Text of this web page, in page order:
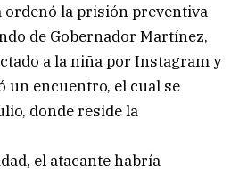
ordenó la prisión preventiva
de Gobernador Martínez,
a la niña por Instagram y
un encuentro, el cual se
donde reside la
el atacante habría